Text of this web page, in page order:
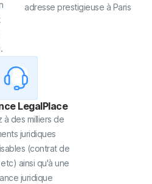
adresse prestigieuse à Paris
LegalPlace
à des milliers de
juridiques
(contrat de
etc) ainsi qu'à une
juridique